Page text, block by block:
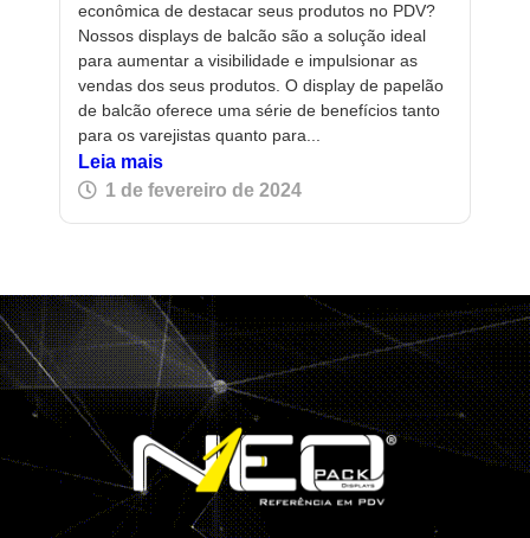
econômica de destacar seus produtos no PDV?
Nossos displays de balcão são a solução ideal
para aumentar a visibilidade e impulsionar as
vendas dos seus produtos. O display de papelão
de balcão oferece uma série de benefícios tanto
para os varejistas quanto para...
Leia mais
1 de fevereiro de 2024